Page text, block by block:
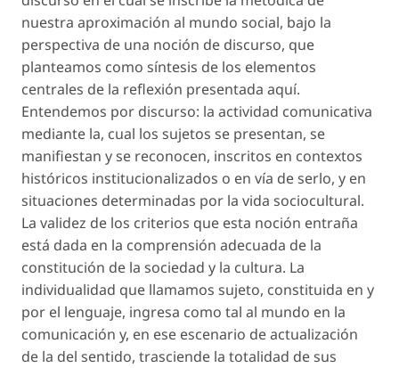
nuestra aproximación al mundo social, bajo la
perspectiva de una noción de discurso, que
planteamos como síntesis de los elementos
centrales de la reflexión presentada aquí.
Entendemos por discurso: la actividad comunicativa
mediante la, cual los sujetos se presentan, se
manifiestan y se reconocen, inscritos en contextos
históricos institucionalizados o en vía de serlo, y en
situaciones determinadas por la vida sociocultural.
La validez de los criterios que esta noción entraña
está dada en la comprensión adecuada de la
constitución de la sociedad y la cultura. La
individualidad que llamamos sujeto, constituida en y
por el lenguaje, ingresa como tal al mundo en la
comunicación y, en ese escenario de actualización
de la del sentido, trasciende la totalidad de sus